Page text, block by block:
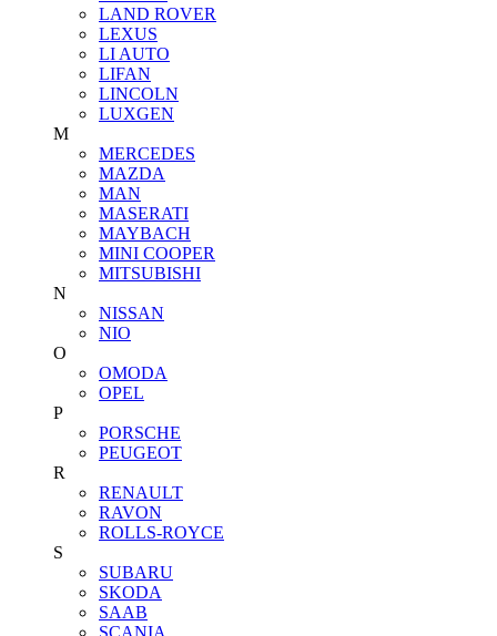
LAND ROVER
LEXUS
LI AUTO
LIFAN
LINCOLN
LUXGEN
M
MERCEDES
MAZDA
MAN
MASERATI
MAYBACH
MINI COOPER
MITSUBISHI
N
NISSAN
NIO
O
OMODA
OPEL
P
PORSCHE
PEUGEOT
R
RENAULT
RAVON
ROLLS-ROYCE
S
SUBARU
SKODA
SAAB
SCANIA